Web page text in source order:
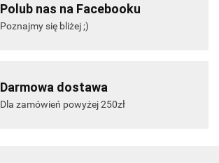
Polub nas na Facebooku
Poznajmy się bliżej ;)
Darmowa dostawa
Dla zamówień powyżej 250zł